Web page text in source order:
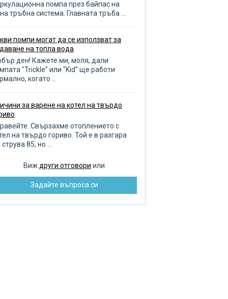
за помпа
кръгове
на отоплителен котел
на градината
кърпа
за избор на тръби
на тръби
с тръбопровода
на водата
на помпата
помпа през байпас на
тръбна система. Главната тръба ...
помпи могат да се използват за
на топла вода
ден! Кажете ми, моля, дали
"Trickle" или "Kid" ще работи
когато ...
за варене на котел на твърдо
Свързахме отоплението с
на твърдо гориво. Той е в разгара
струва 85, но ...
Виж други отговори или
Задайте въпроса си